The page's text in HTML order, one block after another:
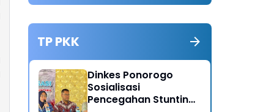
TP PKK
Dinkes Ponorogo
Sosialisasi
Pencegahan Stunting,